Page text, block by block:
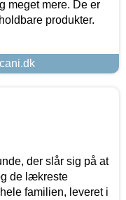
meget mere. De er
produkter.
der slår sig på at
de lækreste
familien, leveret i